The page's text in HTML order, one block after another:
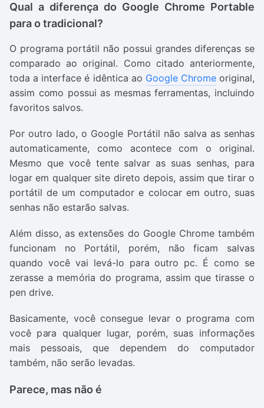
Qual a diferença do Google Chrome Portable
para o tradicional?
O programa portátil não possui grandes diferenças se
comparado ao original. Como citado anteriormente,
toda a interface é idêntica ao Google Chromeoriginal,
assim como possui as mesmas ferramentas, incluindo
favoritos salvos.
Por outro lado, o Google Portátil não salva as senhas
automaticamente, como acontece com o original.
Mesmo que você tente salvar as suas senhas, para
logar em qualquer site direto depois, assim que tirar o
portátil de um computador e colocar em outro, suas
senhas não estarão salvas.
Além disso, as extensões do Google Chrome também
funcionam no Portátil, porém, não ficam salvas
quando você vai levá-lo para outro pc. É como se
zerasse a memória do programa, assim que tirasse o
pen drive.
Basicamente, você consegue levar o programa com
você para qualquer lugar, porém, suas informações
mais pessoais, que dependem do computador
também, não serão levadas.
Parece, mas não é